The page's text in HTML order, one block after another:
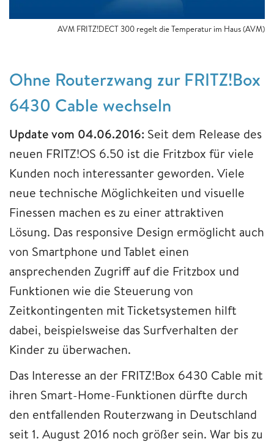
AVM FRITZ!DECT 300 regelt die Temperatur im Haus (AVM)
Ohne Routerzwang zur FRITZ!Box
6430 Cable wechseln
Update vom 04.06.2016: Seit dem Release des
neuen FRITZ!OS 6.50 ist die Fritzbox für viele
Kunden noch interessanter geworden. Viele
neue technische Möglichkeiten und visuelle
Finessen machen es zu einer attraktiven
Lösung. Das responsive Design ermöglicht auch
von Smartphone und Tablet einen
ansprechenden Zugriff auf die Fritzbox und
Funktionen wie die Steuerung von
Zeitkontingenten mit Ticketsystemen hilft
dabei, beispielsweise das Surfverhalten der
Kinder zu überwachen.
Das Interesse an der FRITZ!Box 6430 Cable mit
ihren Smart-Home-Funktionen dürfte durch
den entfallenden Routerzwang in Deutschland
seit 1. August 2016 noch größer sein. War bis zu